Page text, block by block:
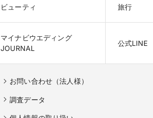
ビューティ 旅行
マイナビウエディング
JOURNAL
公式LINE
お問い合わせ（法人様）
調査データ